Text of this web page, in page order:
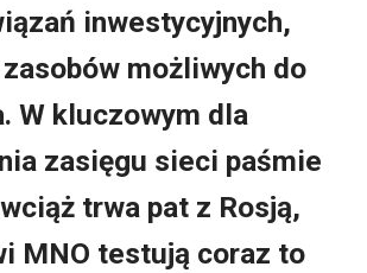
inwestycyjnych,
możliwych do
W kluczowym dla
zasięgu sieci paśmie
trwa pat z Rosją,
MNO testują coraz to